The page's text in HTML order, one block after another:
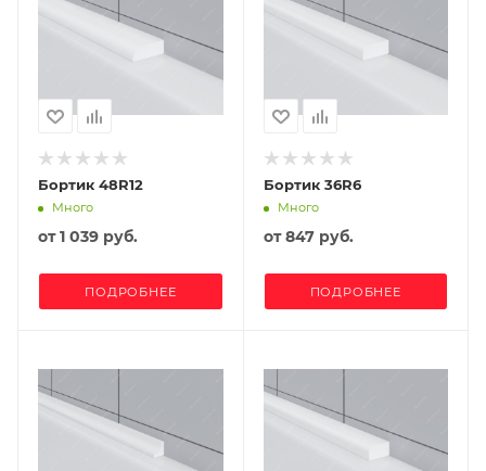
Бортик 48R12
Много
от1 039 руб.
ПОДРОБНЕЕ
Бортик 36R6
Много
от847 руб.
ПОДРОБНЕЕ